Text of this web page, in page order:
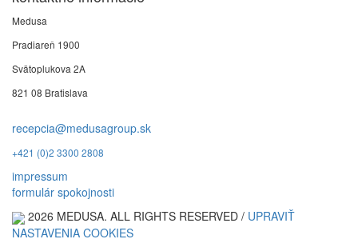
Medusa
Pradiareň 1900
Svätoplukova 2A
821 08 Bratislava
recepcia@medusagroup.sk
+421 (0)2 3300 2808
impressum
formulár spokojnosti
2026 MEDUSA. ALL RIGHTS RESERVED / UPRAVIŤ
NASTAVENIA COOKIES